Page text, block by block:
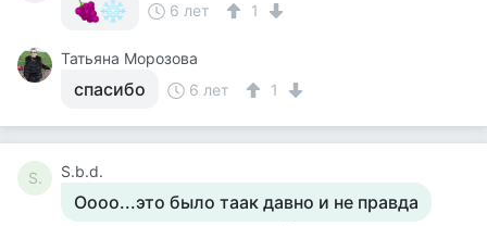
6 лет
1
Татьяна Морозова
спасибо 6 лет 1
S. S.b.d.
Оооо...это было таак давно и не правда